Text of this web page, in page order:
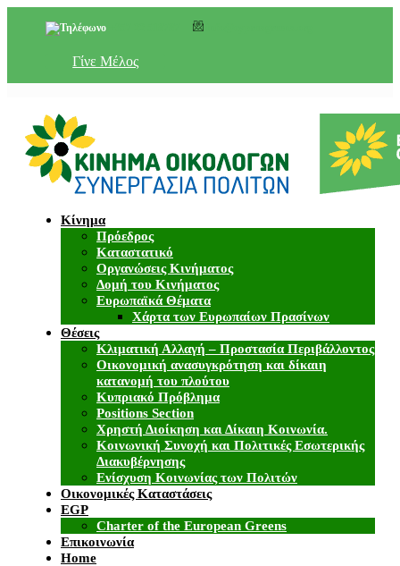
Γίνε Μέλος
Κίνημα
Πρόεδρος
Καταστατικό
Οργανώσεις Κινήματος
Δομή του Κινήματος
Ευρωπαϊκά Θέματα
Χάρτα των Ευρωπαίων Πρασίνων
Θέσεις
Κλιματική Αλλαγή – Προστασία Περιβάλλοντος
Οικονομική ανασυγκρότηση και δίκαιη
κατανομή του πλούτου
Κυπριακό Πρόβλημα
Positions Section
Χρηστή Διοίκηση και Δίκαιη Κοινωνία.
Κοινωνική Συνοχή και Πολιτικές Εσωτερικής
Διακυβέρνησης
Ενίσχυση Κοινωνίας των Πολιτών
Οικονομικές Καταστάσεις
EGP
Charter of the European Greens
Επικοινωνία
Home